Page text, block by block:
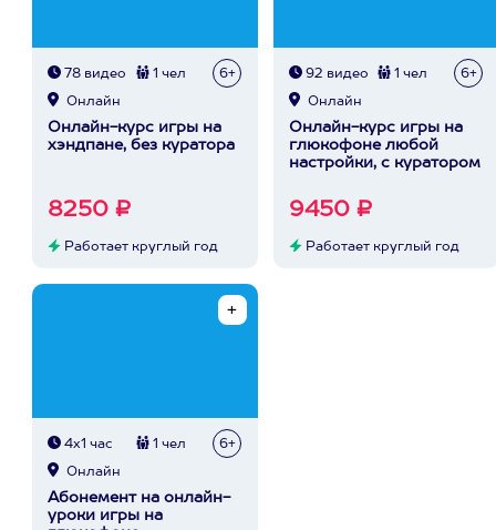
78 видео 1 чел 6+
Онлайн
Онлайн-курс игры на
хэндпане, без куратора
8250 ₽
Работает круглый год
92 видео 1 чел 6+
Онлайн
Онлайн-курс игры на
глюкофоне любой
настройки, с куратором
9450 ₽
Работает круглый год
4х1 час 1 чел 6+
Онлайн
Абонемент на онлайн-
уроки игры на